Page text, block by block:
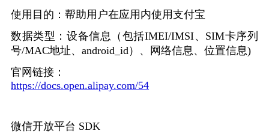
使用目的：帮助用户在应用内使用支付宝
数据类型：设备信息（包括IMEI/IMSI、 SIM卡序列
号/MAC地址、 android_id）、网络信息、位置信息)
官网链接：
https://docs.open.alipay.com/54
微信开放平台 SDK